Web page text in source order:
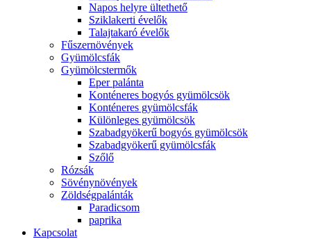
Napos helyre ültethető
Sziklakerti évelők
Talajtakaró évelők
Fűszernövények
Gyümölcsfák
Gyümölcstermők
Eper palánta
Konténeres bogyós gyümölcsök
Konténeres gyümölcsfák
Különleges gyümölcsök
Szabadgyökerű bogyós gyümölcsök
Szabadgyökerű gyümölcsfák
Szőlő
Rózsák
Sövénynövények
Zöldségpalánták
Paradicsom
paprika
Kapcsolat